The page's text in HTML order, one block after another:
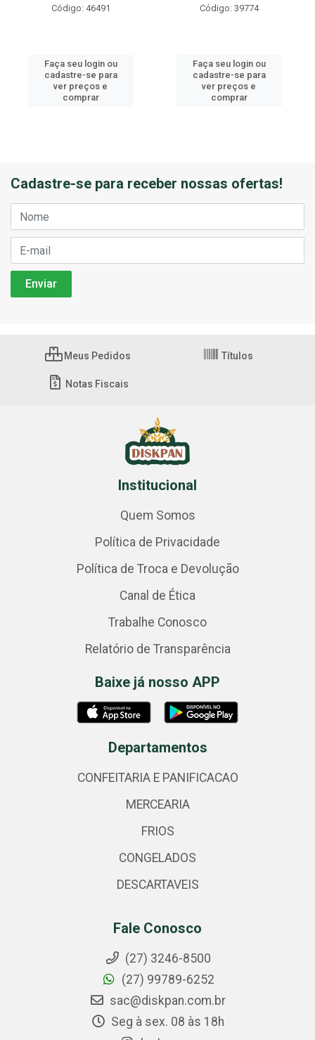
Código: 46491
Faça seu login ou
cadastre-se para
ver preços e
comprar
Código: 39774
Faça seu login ou
cadastre-se para
ver preços e
comprar
Cadastre-se para receber nossas ofertas!
Meus Pedidos Títulos
Notas Fiscais
Institucional
Quem Somos
Política de Privacidade
Política de Troca e Devolução
Canal de Ética
Trabalhe Conosco
Relatório de Transparência
Baixe já nosso APP
Departamentos
CONFEITARIA E PANIFICACAO
MERCEARIA
FRIOS
CONGELADOS
DESCARTAVEIS
Fale Conosco
(27) 3246-8500
(27) 99789-6252
sac@diskpan.com.br
Seg à sex. 08 às 18h